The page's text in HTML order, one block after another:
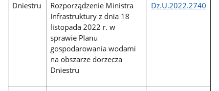
Dniestru
Rozporządzenie Ministra
Infrastruktury z dnia 18
listopada 2022 r. w
sprawie Planu
gospodarowania wodami
na obszarze dorzecza
Dniestru
Dz.U.2022.2740